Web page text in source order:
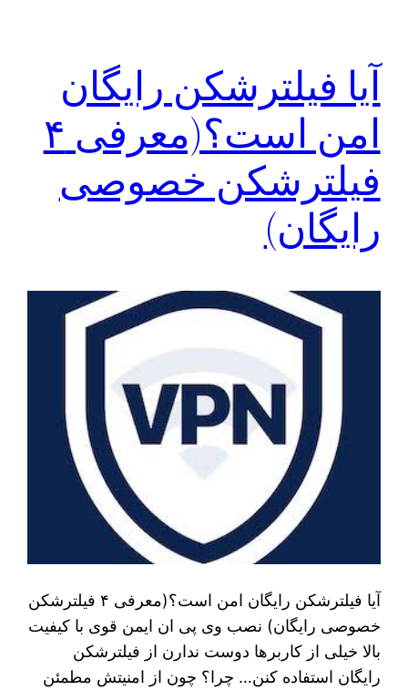
آیا فیلترشکن رایگان
امن است؟(معرفی ۴
فیلترشکن خصوصی
رایگان)
آیا فیلترشکن رایگان امن است؟(معرفی ۴ فیلترشکن
خصوصی رایگان) نصب وی پی ان ایمن قوی با کیفیت
بالا خیلی از کاربرها دوست ندارن از فیلترشکن
رایگان استفاده کنن… چرا؟ چون از امنیتش مطمئن